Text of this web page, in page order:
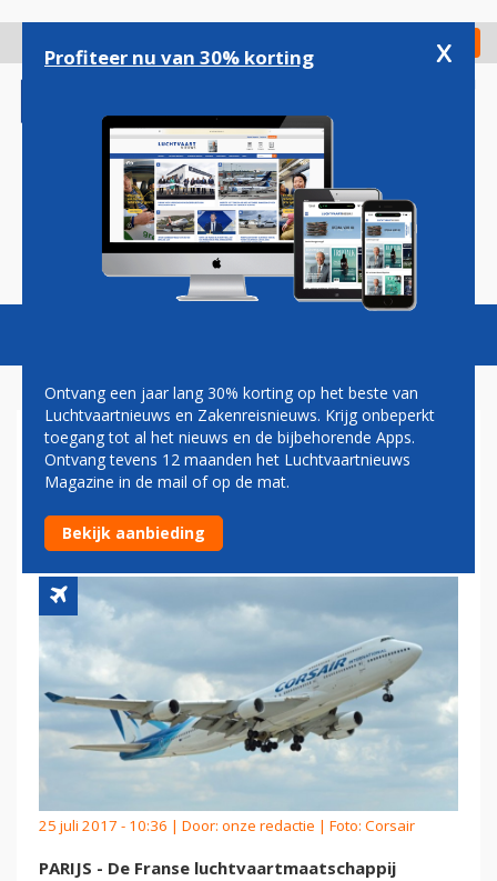
gaan
Check in
Magazine Podcasts Vacatures
TUI-DOCHTER CORSAIR
VOORZIET VLOOT VAN
BUSINESS CLASS
25 juli 2017 - 10:36 | Door: onze redactie | Foto: Corsair
PARIJS - De Franse luchtvaartmaatschappij
Profiteer nu van 30% korting x
Ontvang een jaar lang 30% korting op het beste van
Luchtvaartnieuws en Zakenreisnieuws. Krijg onbeperkt
toegang tot al het nieuws en de bijbehorende Apps.
Ontvang tevens 12 maanden het Luchtvaartnieuws
Magazine in de mail of op de mat.
Bekijk aanbieding